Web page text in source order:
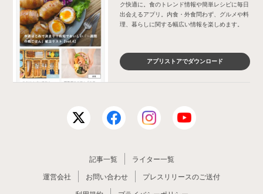
ク快適に。食のトレンド情報や簡単レシピに毎日
出会えるアプリ。内食・外食問わず、グルメや料
理、暮らしに関する幅広い情報を楽しめます。
アプリストアでダウンロード
記事一覧
ライター一覧
運営会社
お問い合わせ
プレスリリースのご送付